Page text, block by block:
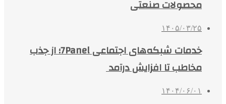
محصولات صنعتی
۱۴۰۵/۰۳/۲۵
خدمات شبکه‌های اجتماعی 7Panel؛ از جذب
مخاطب تا افزایش درآمد
۱۴۰۴/۰۶/۰۱